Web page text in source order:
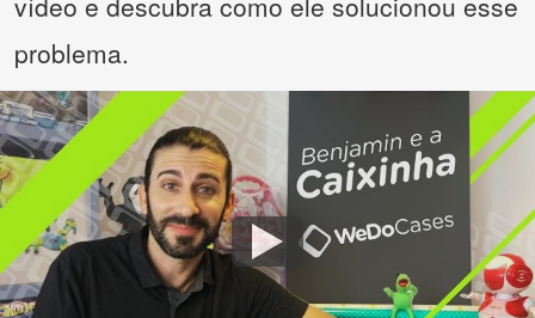
problema.